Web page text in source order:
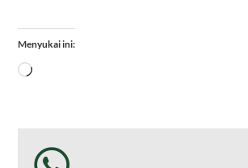
Menyukai ini:
Memuat...